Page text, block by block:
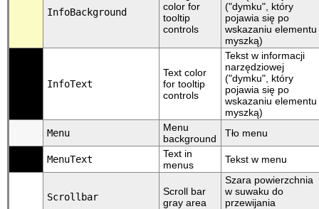
InfoBackground
color for
tooltip
controls
("dymku", który
pojawia się po
wskazaniu elementu
myszką)
InfoText
Text color
for tooltip
controls
Tekst w informacji
narzędziowej
("dymku", który
pojawia się po
wskazaniu elementu
myszką)
Menu
Menu
background
Tło menu
MenuText
Text in
menus
Tekst w menu
Scrollbar
Scroll bar
gray area
Szara powierzchnia
w suwaku do
przewijania